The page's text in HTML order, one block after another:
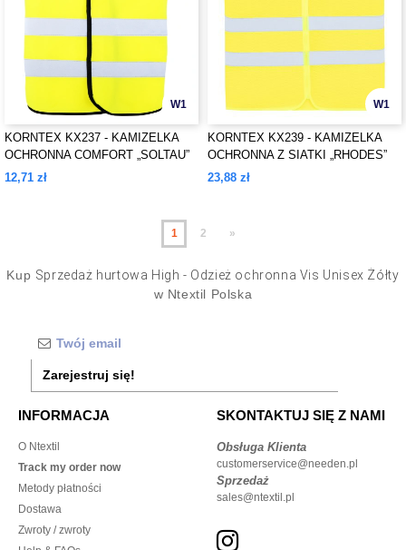
W1
KORNTEX KX237 - KAMIZELKA
OCHRONNA COMFORT „SOLTAU”
12,71 zł
W1
KORNTEX KX239 - KAMIZELKA
OCHRONNA Z SIATKI „RHODES”
23,88 zł
1 2 »
Kup Sprzedaż hurtowa High - Odzież ochronna Vis Unisex Żółty
w Ntextil Polska
Zarejestruj się!
INFORMACJA
O Ntextil
Track my order now
Metody płatności
Dostawa
Zwroty / zwroty
SKONTAKTUJ SIĘ Z NAMI
Obsługa Klienta
customerservice@needen.pl
Sprzedaż
sales@ntextil.pl